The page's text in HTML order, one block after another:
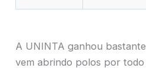
A UNINTA ganhou
vem abrindo polos por